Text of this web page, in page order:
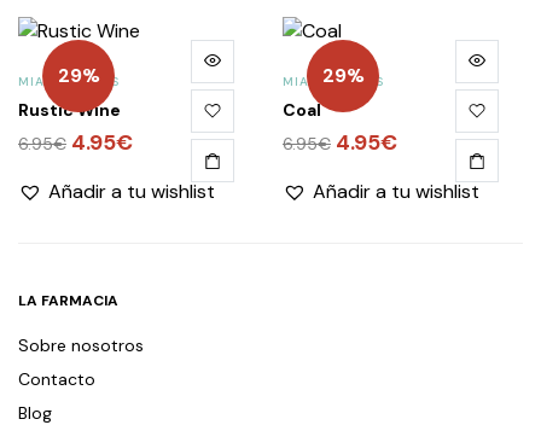
6.95€. 4.95€.
6.95€.
29%
MIA ESMALTES
Rustic Wine
6.95€ El
original
4.95€El
actual
Añadir a tu wishlist
29%
MIA ESMALTES
Coal
6.95€ El
original
4.95€El
actual
Añadir a tu wishlist
LA FARMACIA
Sobre nosotros
Contacto
Blog